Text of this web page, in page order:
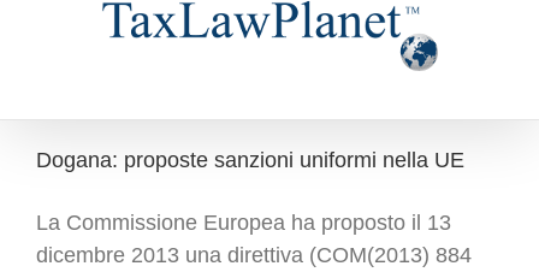
Dogana: proposte sanzioni uniformi nella UE
La Commissione Europea ha proposto il 13
dicembre 2013 una direttiva (COM(2013) 884